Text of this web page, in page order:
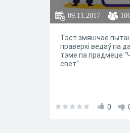
09.11.2017
Тэст змяшчае
праверкі ведаў па
тэме па прадмеце
свет"
0